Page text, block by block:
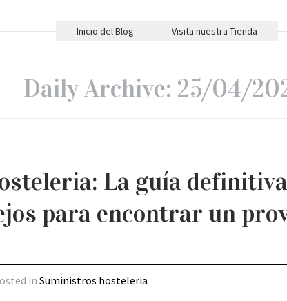
Inicio del Blog Visita nuestra Tienda
Daily Archive: 25/04/
La guía
para encontrar un
inSuministros hosteleria